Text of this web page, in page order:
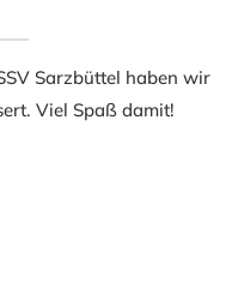
Sarzbüttel haben wir
Viel Spaß damit!